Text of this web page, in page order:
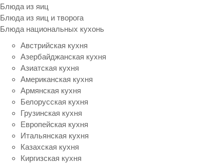
Блюда из яиц
Блюда из яиц и творога
Блюда национальных кухонь
Австрийская кухня
Азербайджанская кухня
Азиатская кухня
Американская кухня
Армянская кухня
Белорусская кухня
Грузинская кухня
Европейская кухня
Итальянская кухня
Казахская кухня
Киргизская кухня